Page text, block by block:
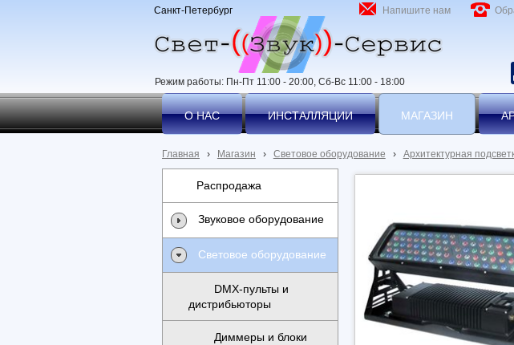
Режим работы: Пн-Пт 11:00 - 20:00, Сб-Вс 11:00 - 18:00
Напишите нам
Санкт-Петербург
О НАС ИНСТАЛЛЯЦИИ МАГАЗИН
Главная › Магазин › Световое оборудование › Архитектурная
Распродажа
Звуковое оборудование
Световое оборудование
DMX-пульты и
дистрибьюторы
Диммеры и блоки